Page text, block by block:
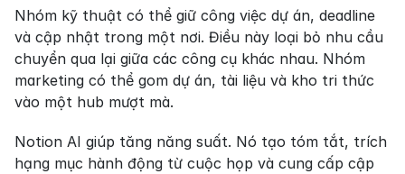
Nhóm kỹ thuật có thể giữ công việc dự án, deadline
và cập nhật trong một nơi. Điều này loại bỏ nhu cầu
chuyển qua lại giữa các công cụ khác nhau. Nhóm
marketing có thể gom dự án, tài liệu và kho tri thức
vào một hub mượt mà.
Notion AI giúp tăng năng suất. Nó tạo tóm tắt, trích
hạng mục hành động từ cuộc họp và cung cấp cập